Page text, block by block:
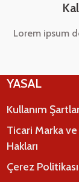
Lorem ipsum
YASAL
Kullanım
Ticari Marka
Hakları
Çerez Politikası